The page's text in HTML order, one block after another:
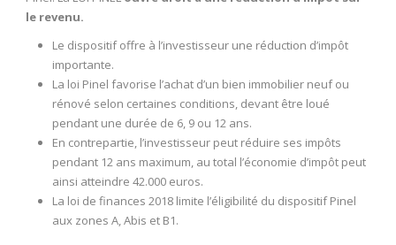
le revenu.
Le dispositif offre à l’investisseur une réduction d’impôt
importante.
La loi Pinel favorise l’achat d’un bien immobilier neuf ou
rénové selon certaines conditions, devant être loué
pendant une durée de 6, 9 ou 12 ans.
En contrepartie, l’investisseur peut réduire ses impôts
pendant 12 ans maximum, au total l’économie d’impôt peut
ainsi atteindre 42.000 euros.
La loi de finances 2018 limite l’éligibilité du dispositif Pinel
aux zones A, Abis et B1.